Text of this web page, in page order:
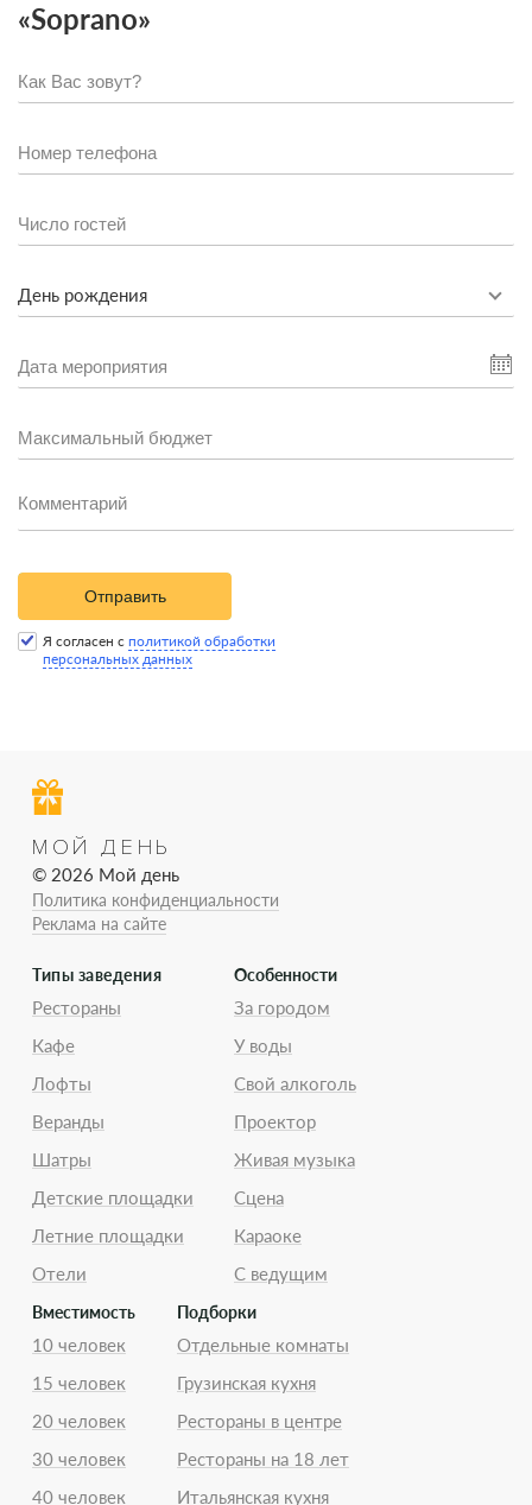
«Soprano»
День рождения
Отправить
Я согласен с политикой обработки
персональных данных
МОЙ ДЕНЬ
© 2026 Мой день
Политика конфиденциальности
Реклама на сайте
Типы заведения
Рестораны
Кафе
Лофты
Веранды
Шатры
Детские площадки
Летние площадки
Отели
Особенности
За городом
У воды
Свой алкоголь
Проектор
Живая музыка
Сцена
Караоке
С ведущим
Вместимость
10 человек
15 человек
20 человек
30 человек
40 человек
Подборки
Отдельные комнаты
Грузинская кухня
Рестораны в центре
Рестораны на 18 лет
Итальянская кухня